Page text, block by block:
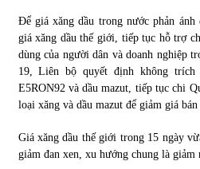
Để giá xăng dầu trong nước phản
giá xăng dầu thế giới, tiếp tục hỗ trợ
dùng của người dân và doanh nghiệp
19, Liên bộ quyết định không
E5RON92 và dầu mazut, tiếp tục chi
loại xăng và dầu mazut để giảm giá
Giá xăng dầu thế giới trong 15 ngày
giảm đan xen, xu hướng chung là giảm